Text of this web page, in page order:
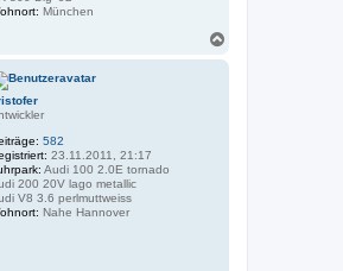
München
582
23.11.2011, 21:17
Audi 100 2.0E tornado
200 20V lago metallic
V8 3.6 perlmuttweiss
Nahe Hannover